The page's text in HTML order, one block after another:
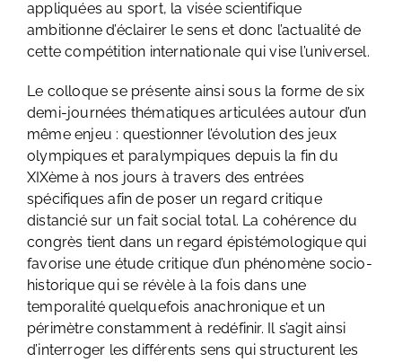
appliquées au sport, la visée scientifique
ambitionne d’éclairer le sens et donc l’actualité de
cette compétition internationale qui vise l’universel.
Le colloque se présente ainsi sous la forme de six
demi-journées thématiques articulées autour d’un
même enjeu : questionner l’évolution des jeux
olympiques et paralympiques depuis la fin du
XIXème à nos jours à travers des entrées
spécifiques afin de poser un regard critique
distancié sur un fait social total. La cohérence du
congrès tient dans un regard épistémologique qui
favorise une étude critique d’un phénomène socio-
historique qui se révèle à la fois dans une
temporalité quelquefois anachronique et un
périmètre constamment à redéfinir. Il s’agit ainsi
d’interroger les différents sens qui structurent les